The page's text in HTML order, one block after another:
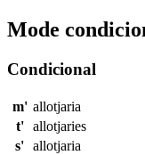
Mode
Condicional
m' allotjaria
t'
allotjaries
s' allotjaria